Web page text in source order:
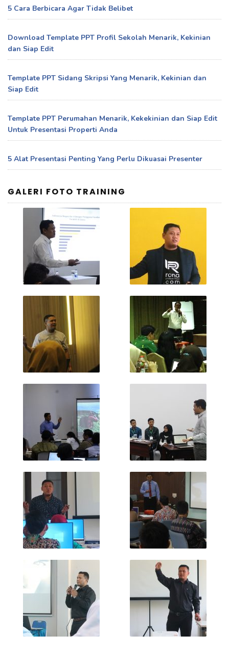
5 Cara Berbicara Agar Tidak Belibet
Download Template PPT Profil Sekolah Menarik, Kekinian
dan Siap Edit
Template PPT Sidang Skripsi Yang Menarik, Kekinian dan
Siap Edit
Template PPT Perumahan Menarik, Kekekinian dan Siap Edit
Untuk Presentasi Properti Anda
5 Alat Presentasi Penting Yang Perlu Dikuasai Presenter
GALERI FOTO TRAINING